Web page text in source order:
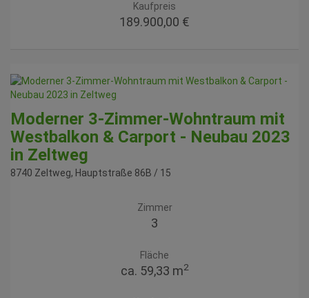
Kaufpreis
189.900,00 €
Moderner 3-Zimmer-Wohntraum mit
Westbalkon & Carport - Neubau 2023
in Zeltweg
8740 Zeltweg, Hauptstraße 86B / 15
Zimmer
3
Fläche
ca. 59,33 m2